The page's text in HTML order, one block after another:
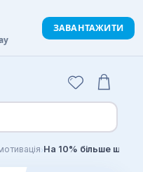
›На 10% більше щастя
ЗАВАНТАЖИТИ